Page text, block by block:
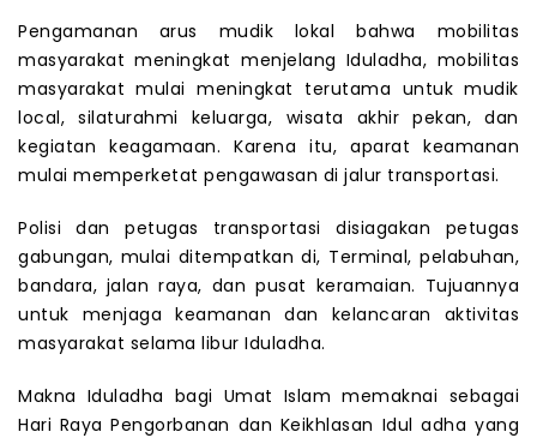
Pengamanan arus mudik lokal bahwa mobilitas
masyarakat meningkat menjelang Iduladha, mobilitas
masyarakat mulai meningkat terutama untuk mudik
local, silaturahmi keluarga, wisata akhir pekan, dan
kegiatan keagamaan. Karena itu, aparat keamanan
mulai memperketat pengawasan di jalur transportasi.
Polisi dan petugas transportasi disiagakan petugas
gabungan, mulai ditempatkan di, Terminal, pelabuhan,
bandara, jalan raya, dan pusat keramaian. Tujuannya
untuk menjaga keamanan dan kelancaran aktivitas
masyarakat selama libur Iduladha.
Makna Iduladha bagi Umat Islam memaknai sebagai
Hari Raya Pengorbanan dan Keikhlasan Idul adha yang